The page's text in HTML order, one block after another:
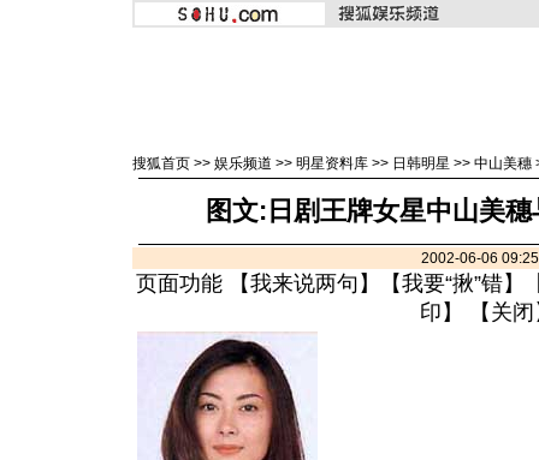
搜狐首页 >> 娱乐频道 >> 明星资料库 >> 日韩明星 >> 中山美穗
图文:日剧王牌女星中山美
2002-06-06
页面功能 【我来说两句 】【我要“揪”错】
印 】 【 关闭